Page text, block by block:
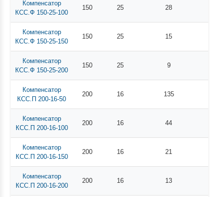
Компенсатор
КСС.Ф 150-25-100
150 25 28
Компенсатор
КСС.Ф 150-25-150
150 25 15
Компенсатор
КСС.Ф 150-25-200
150 25 9
Компенсатор
КСС.П 200-16-50
200 16 135
Компенсатор
КСС.П 200-16-100
200 16 44
Компенсатор
КСС.П 200-16-150
200 16 21
Компенсатор
КСС.П 200-16-200
200 16 13